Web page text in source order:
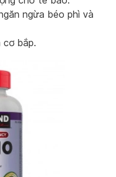
ngừa béo phì và
cơ bắp.